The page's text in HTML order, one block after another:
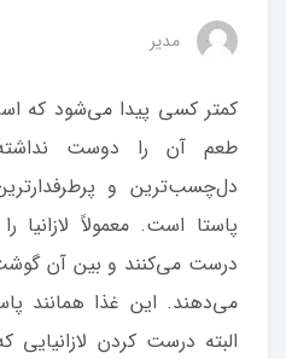
مدیر
کمتر کسی پیدا می‌شود که اسم
طعم آن را دوست نداشته
دل‌چسب‌ترین و
پاستا است. معمولاً لازانیا
درست می‌کنند و بین آن
می‌دهند. این غذا همانند
البته درست کردن